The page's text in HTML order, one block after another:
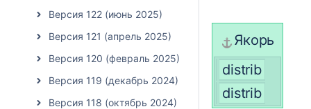
Версия 122 (июнь 2025)
Версия 121 (апрель 2025)
Версия 120 (февраль 2025)
Версия 119 (декабрь 2024)
Версия 118 (октябрь 2024)
Якорь
distrib
distrib